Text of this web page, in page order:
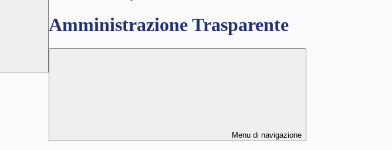
Amministrazione Trasparente
Menu di navigazione